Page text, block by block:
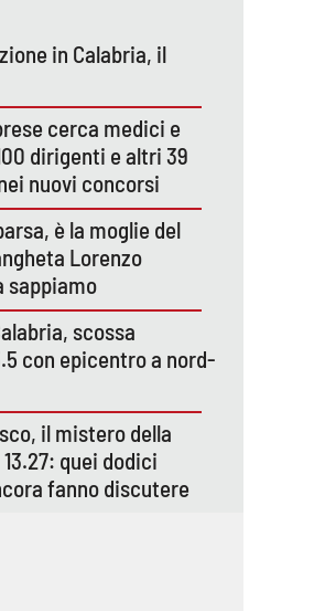
in Calabria, il
cerca medici e
dirigenti e altri 39
nuovi concorsi
è la moglie del
Lorenzo
sappiamo
scossa
con epicentro a nord-
il mistero della
quei dodici
fanno discutere